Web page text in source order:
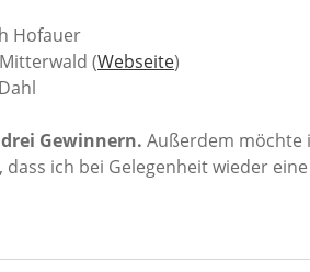
Hofauer
(Webseite)
Gewinnern. Außerdem möchte
ich bei Gelegenheit wieder